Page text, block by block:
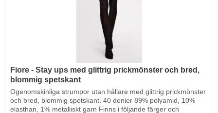
Fiore - Stay ups med glittrig prickmönster och bred,
blommig spetskant
Ogenomskinliga strumpor utan hållare med glittrig prickmönster
och bred, blommig spetskant. 40 denier 89% polyamid, 10%
elasthan, 1% metalliskt garn Finns i följande färger och